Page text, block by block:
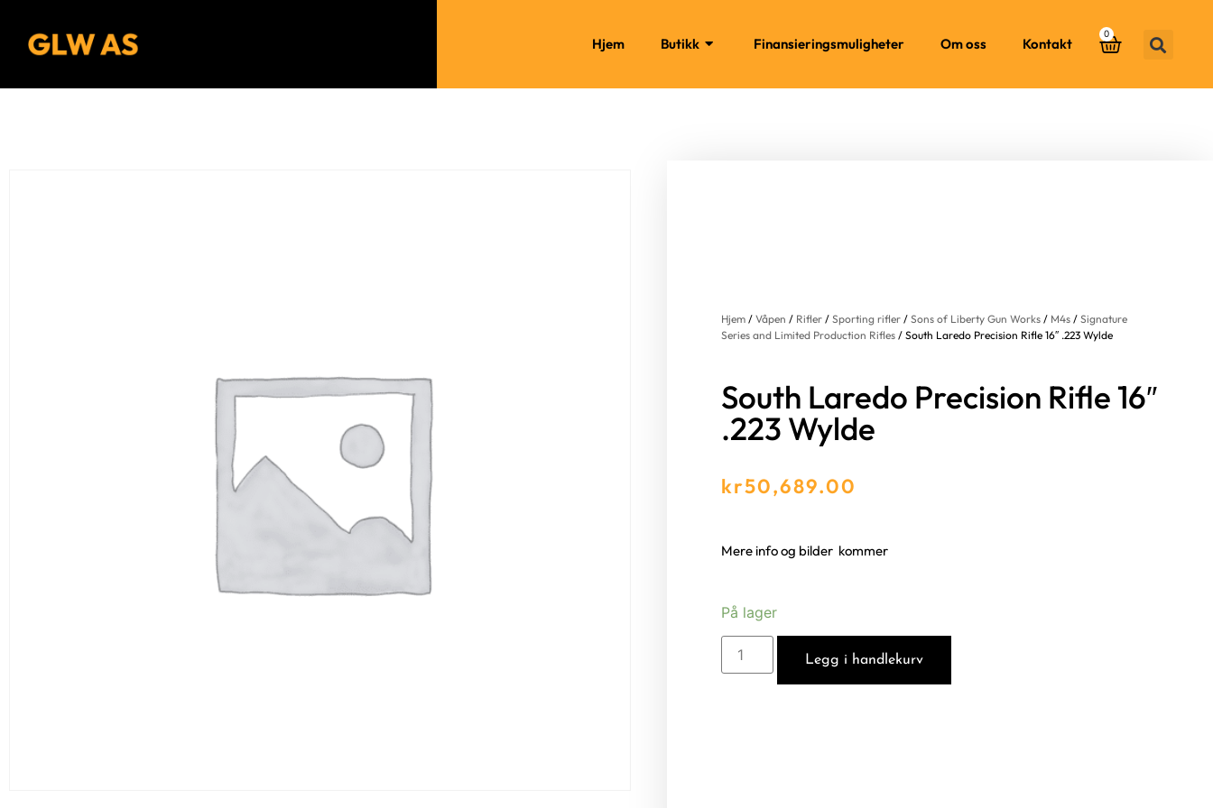
Hjem Butikk Finansieringsmuligheter Om oss Kontakt
0
Hjem /Våpen / Rifler /Sporting rifler /Sons of Liberty Gun Works / M4s /Signature
Series and Limited Production Rifles / South Laredo Precision Rifle 16″ .223 Wylde
South Laredo Precision Rifle 16″
.223 Wylde
kr50,689.00
Mere info og bilder kommer
På lager
Legg i handlekurv